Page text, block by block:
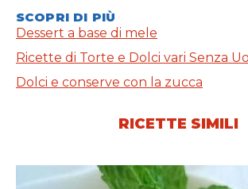
SCOPRI DI PIÙ
Dessert a base di mele
Ricette di Torte e Dolci vari Senza
Dolci e conserve con la zucca
RICETTE SIMILI